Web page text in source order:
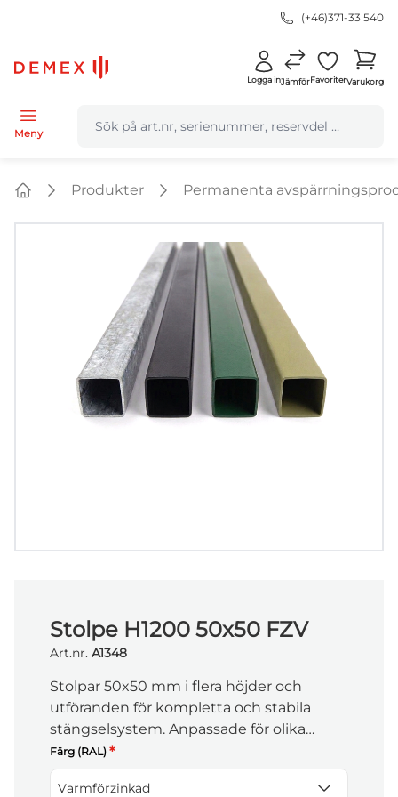
(+46)371-33 540
Logga inJämförFavoriterVarukorg
Meny
Produkter Permanenta
Stolpe H1200 50x50 FZV
Art.nr. A1348
Stolpar 50x50 mm i flera höjder och
utföranden för kompletta och stabila
stängselsystem. Anpassade för olika
stolptyper och miljöer med fokus på
hållbarhet och enkel installation.
Färg (RAL) *
Varmförzinkad